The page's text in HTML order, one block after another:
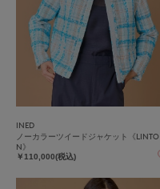
INED
ノーカラーツイードジャケット《LINTO
N》
￥110,000(税込)